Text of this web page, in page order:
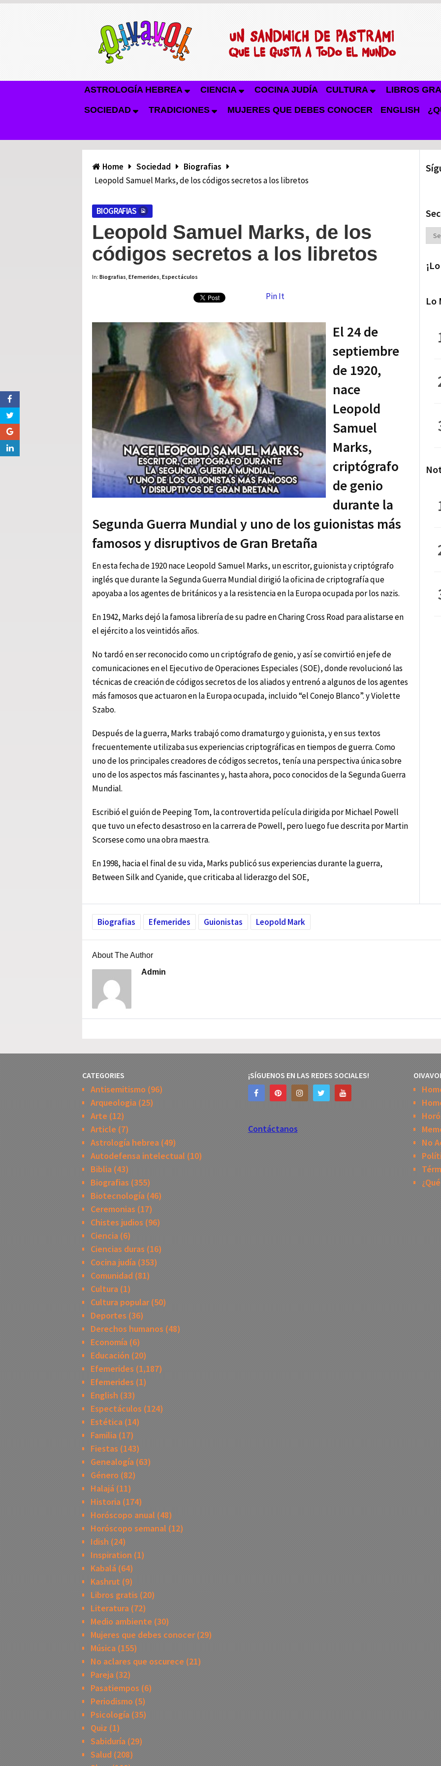
ASTROLOGÍA HEBREA CIENCIA COCINA JUDÍA CULTURA LIBROS
SOCIEDAD TRADICIONES MUJERES QUE DEBES CONOCER ENGLISH
Home Sociedad
Biografias
Leopold Samuel Marks, de los códigos secretos a los libretos
BIOGRAFIAS
Leopold Samuel Marks, de los
códigos secretos a los libretos
In: Biografias, Efemerides, Espectáculos
Pin It
El 24 de
septiembre
de 1920,
nace
Leopold
Samuel
Marks,
criptógrafo
de genio
durante la
Segunda Guerra Mundial y uno de los guionistas más
famosos y disruptivos de Gran Bretaña
En esta fecha de 1920 nace Leopold Samuel Marks, un escritor, guionista y criptógrafo
inglés que durante la Segunda Guerra Mundial dirigió la oficina de criptografía que
apoyaba a los agentes de británicos y a la resistencia en la Europa ocupada por los nazis.
En 1942, Marks dejó la famosa librería de su padre en Charing Cross Road para alistarse en
el ejército a los veintidós años.
No tardó en ser reconocido como un criptógrafo de genio, y así se convirtió en jefe de
comunicaciones en el Ejecutivo de Operaciones Especiales (SOE), donde revolucionó las
técnicas de creación de códigos secretos de los aliados y entrenó a algunos de los agentes
más famosos que actuaron en la Europa ocupada, incluido “el Conejo Blanco”. y Violette
Szabo.
Después de la guerra, Marks trabajó como dramaturgo y guionista, y en sus textos
frecuentemente utilizaba sus experiencias criptográficas en tiempos de guerra. Como
uno de los principales creadores de códigos secretos, tenía una perspectiva única sobre
uno de los aspectos más fascinantes y, hasta ahora, poco conocidos de la Segunda Guerra
Mundial.
Escribió el guión de Peeping Tom, la controvertida película dirigida por Michael Powell
que tuvo un efecto desastroso en la carrera de Powell, pero luego fue descrita por Martin
Scorsese como una obra maestra.
En 1998, hacia el final de su vida, Marks publicó sus experiencias durante la guerra,
Between Silk and Cyanide, que criticaba al liderazgo del SOE,
Lo
Biografias Efemerides Guionistas Leopold Mark
About The Author
Admin
CATEGORIES
Antisemitismo (96)
Arqueologia (25)
Arte (12)
Article (7)
Astrología hebrea (49)
Autodefensa intelectual (10)
Biblia (43)
Biografias (355)
Biotecnología (46)
Ceremonias (17)
Chistes judios (96)
Ciencia (6)
Ciencias duras (16)
Cocina judía (353)
Comunidad (81)
Cultura (1)
Cultura popular(50)
Deportes (36)
Derechos humanos (48)
Economía (6)
Educación (20)
Efemerides (1,187)
Efemerides (1)
English (33)
Espectáculos (124)
Estética (14)
Familia (17)
Fiestas (143)
Genealogía (63)
Género (82)
Halajá (11)
Historia (174)
Horóscopo anual (48)
Horóscopo semanal (12)
Idish (24)
Inspiration (1)
Kabalá (64)
Kashrut (9)
Libros gratis (20)
Literatura (72)
Medio ambiente (30)
Mujeres que debes conocer(29)
Música (155)
No aclares que oscurece (21)
Pareja (32)
Pasatiempos (6)
Periodismo (5)
Psicología (35)
Quiz (1)
Sabiduría (29)
Salud (208)
¡SÍGUENOS EN LAS REDES SOCIALES!
Contáctanos
OIVAVOI
No